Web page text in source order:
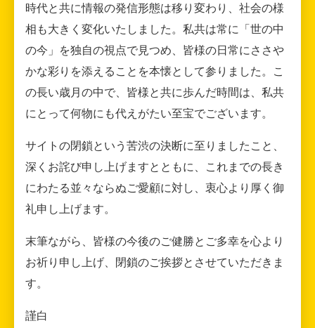
時代と共に情報の発信形態は移り変わり、社会の様
相も大きく変化いたしました。私共は常に「世の中
の今」を独自の視点で見つめ、皆様の日常にささや
かな彩りを添えることを本懐として参りました。こ
の長い歳月の中で、皆様と共に歩んだ時間は、私共
にとって何物にも代えがたい至宝でございます。
サイトの閉鎖という苦渋の決断に至りましたこと、
深くお詫び申し上げますとともに、これまでの長き
にわたる並々ならぬご愛顧に対し、衷心より厚く御
礼申し上げます。
末筆ながら、皆様の今後のご健勝とご多幸を心より
お祈り申し上げ、閉鎖のご挨拶とさせていただきま
す。
謹白